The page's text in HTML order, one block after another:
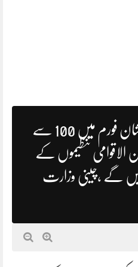
بارہویں بیجنگ شیانگ شان فورم میں 100 سے
الاقوامی تنظیموں کے
گے ،چینی وزارت